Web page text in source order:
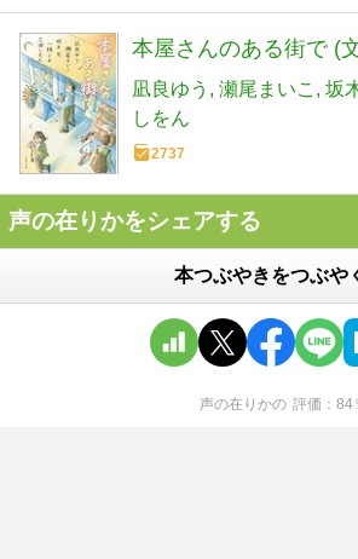
本屋さんのある街で (
凪良ゆう 瀬尾まいこ 坂
しをん
2737
声の在りかをシェアする
本つぶやきをつぶや
声の在りかの 評価 84